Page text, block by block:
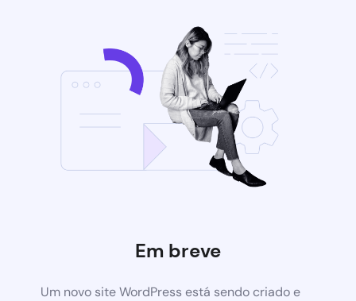
Em breve
Um novo site WordPress está sendo criado e